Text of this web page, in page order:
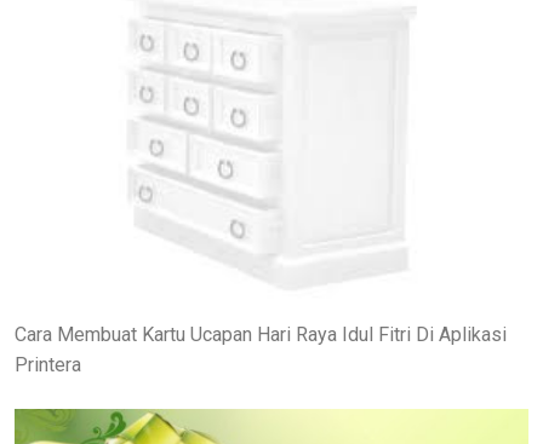
Cara Membuat Kartu Ucapan Hari Raya Idul Fitri Di Aplikasi
Printera